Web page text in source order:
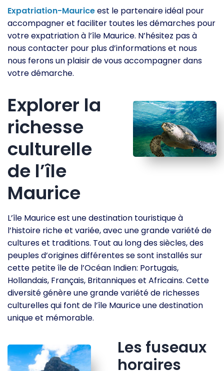
Expatriation-Mauriceest le partenaire idéal pour
accompagner et faciliter toutes les démarches pour
votre expatriation à l’île Maurice. N’hésitez pas à
nous contacter pour plus d’informations et nous
nous ferons un plaisir de vous accompagner dans
votre démarche.
Explorer la
richesse
culturelle
de l’île
Maurice
L’île Maurice est une destination touristique à
l’histoire riche et variée, avec une grande variété de
cultures et traditions. Tout au long des siècles, des
peuples d’origines différentes se sont installés sur
cette petite île de l’Océan Indien: Portugais,
Hollandais, Français, Britanniques et Africains. Cette
diversité génère une grande variété de richesses
culturelles qui font de l’île Maurice une destination
unique et mémorable.
Les fuseaux
horaires